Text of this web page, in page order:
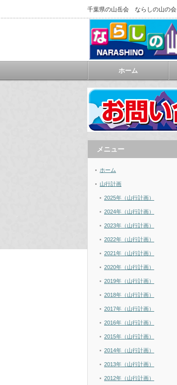
千葉県の山岳会 ならしの山の会
ホーム
メニュー
ホーム
山行計画
2025年（山行計画）
2024年（山行計画）
2023年（山行計画）
2022年（山行計画）
2021年（山行計画）
2020年（山行計画）
2019年（山行計画）
2018年（山行計画）
2017年（山行計画）
2016年（山行計画）
2015年（山行計画）
2014年（山行計画）
2013年（山行計画）
2012年（山行計画）